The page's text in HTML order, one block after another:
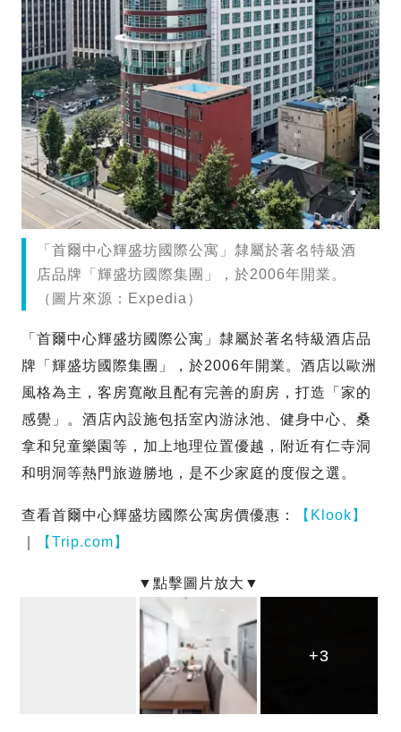
「首爾中心輝盛坊國際公寓」隸屬於著名特級酒
店品牌「輝盛坊國際集團」，於2006年開業。
（圖片來源：Expedia）
「首爾中心輝盛坊國際公寓」隸屬於著名特級酒店品
牌「輝盛坊國際集團」，於2006年開業。酒店以歐洲
風格為主，客房寬敞且配有完善的廚房，打造「家的
感覺」。酒店內設施包括室內游泳池、健身中心、桑
拿和兒童樂園等，加上地理位置優越，附近有仁寺洞
和明洞等熱門旅遊勝地，是不少家庭的度假之選。
查看首爾中心輝盛坊國際公寓房價優惠：
【Klook】
【Trip.com】
+3
+3
+3